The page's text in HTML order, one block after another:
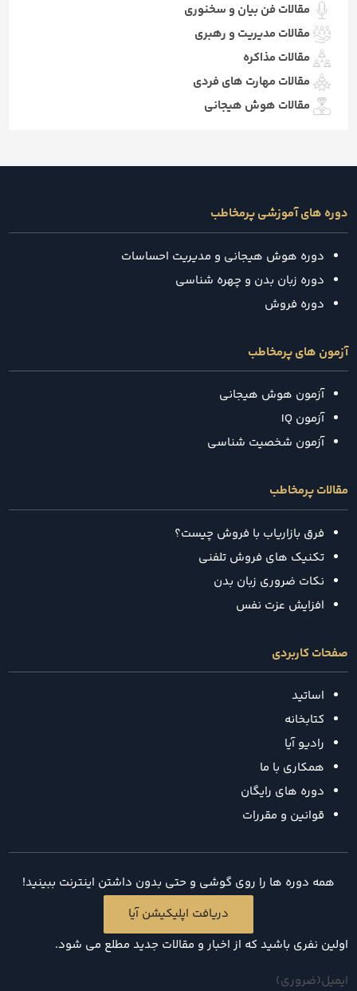
مقالات فن بیان و سخنوری
مقالات مدیریت و رهبری
مقالات مذاکره
مقالات مهارت های فردی
مقالات هوش هیجانی
دوره های آموزشی پرمخاطب
دوره هوش هیجانی و مدیریت احساسات
دوره زبان بدن و چهره شناسی
دوره فروش
آزمون های پرمخاطب
آزمون هوش هیجانی
آزمون IQ
آزمون شخصیت شناسی
مقالات پرمخاطب
فرق بازاریاب با فروش چیست؟
تکنیک‌ های فروش تلفنی
نکات ضروری زبان بدن
افزایش عزت نفس
صفحات کاربردی
اساتید
کتابخانه
رادیو آیا
همکاری با ما
دوره های رایگان
قوانین و مقررات
همه دوره ها را روی گوشی و حتی بدون داشتن اینترنت ببینید!
دریافت اپلیکیشن آیا
اولین نفری باشید که از اخبار و مقالات جدید مطلع می شود.
ایمیل(ضروری)